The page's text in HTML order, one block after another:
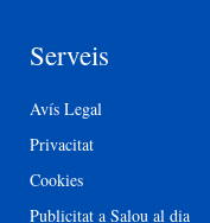
Serveis
Avís Legal
Privacitat
Cookies
Publicitat a Salou al dia